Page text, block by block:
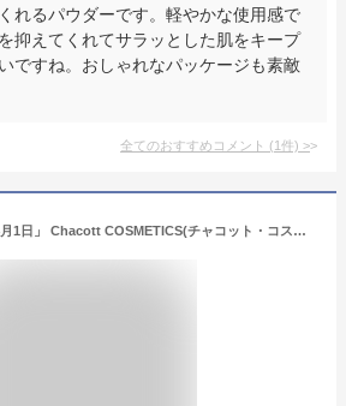
れるパウダーです。軽やかな使用感で
抑えてくれてサラッとした肌をキープ
ですね。おしゃれなパッケージも素敵
全てのおすすめコメント (1件) >
「ポイント10倍 4月1日」 Chacott COSMETICS(チャコット・コスメティクス) フィニッシングパウダー モイストC 780パールピンク 10g フェイスパウダー アットコスメ